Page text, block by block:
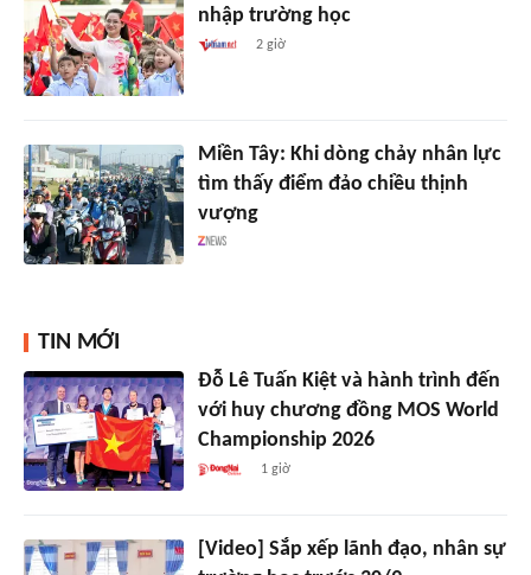
nhập trường học
2 giờ
Miền Tây: Khi dòng chảy nhân lực
tìm thấy điểm đảo chiều thịnh
vượng
TIN MỚI
Đỗ Lê Tuấn Kiệt và hành trình đến
với huy chương đồng MOS World
Championship 2026
1 giờ
[Video] Sắp xếp lãnh đạo, nhân sự